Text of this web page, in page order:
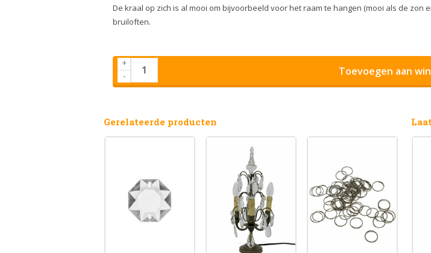
De kraal op zich is al mooi om bijvoorbeeld voor het raam te hangen (mooi als de
bruiloften.
+
-
Toevoegen aan
Gerelateerde producten